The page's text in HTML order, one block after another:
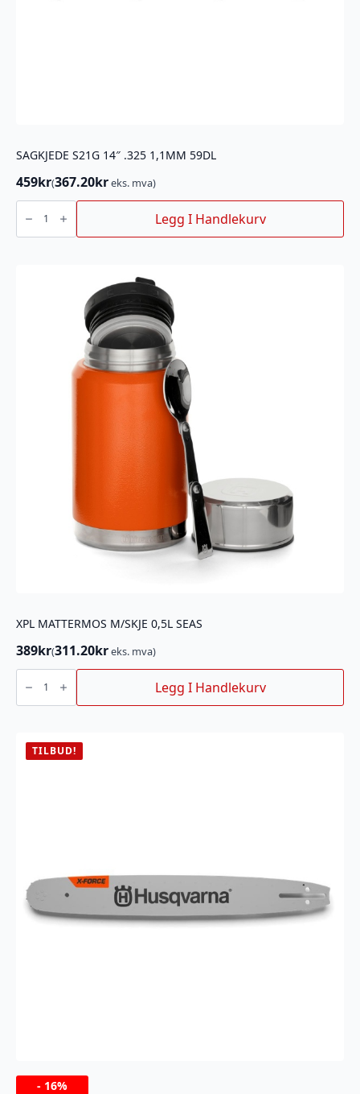
SAGKJEDE S21G 14″ .325 1,1MM 59DL
459kr(367.20kreks. mva)
SAGKJEDE
14"
.325
Legg I Handlekurv
XPL MATTERMOS M/SKJE 0,5L SEAS
389kr(311.20kreks. mva)
XPL
MATTERMOS
M/SKJE
0,5L
Legg I Handlekurv
TILBUD!
- 16%